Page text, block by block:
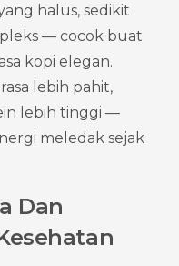
halus, sedikit
— cocok buat
kopi elegan.
lebih pahit,
lebih tinggi —
meledak sejak
Dan